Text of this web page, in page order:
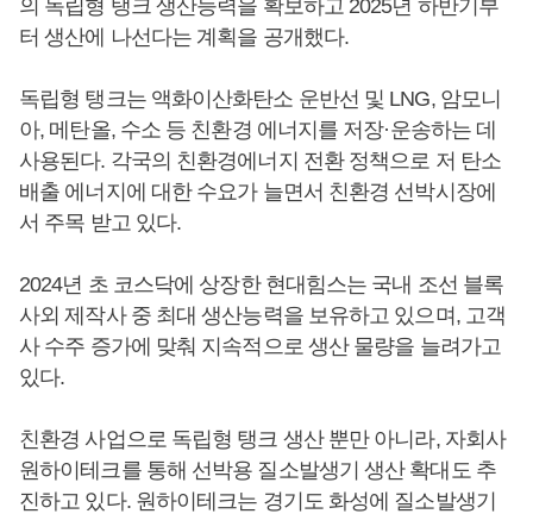
의 독립형 탱크 생산능력을 확보하고 2025년 하반기부
터 생산에 나선다는 계획을 공개했다.
독립형 탱크는 액화이산화탄소 운반선 및 LNG, 암모니
아, 메탄올, 수소 등 친환경 에너지를 저장·운송하는 데
사용된다. 각국의 친환경에너지 전환 정책으로 저 탄소
배출 에너지에 대한 수요가 늘면서 친환경 선박시장에
서 주목 받고 있다.
2024년 초 코스닥에 상장한 현대힘스는 국내 조선 블록
사외 제작사 중 최대 생산능력을 보유하고 있으며, 고객
사 수주 증가에 맞춰 지속적으로 생산 물량을 늘려가고
있다.
친환경 사업으로 독립형 탱크 생산 뿐만 아니라, 자회사
원하이테크를 통해 선박용 질소발생기 생산 확대도 추
진하고 있다. 원하이테크는 경기도 화성에 질소발생기